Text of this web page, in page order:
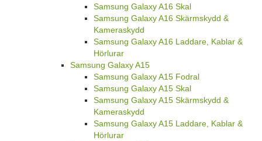
Samsung Galaxy A16 Skal
Samsung Galaxy A16 Skärmskydd &
Kameraskydd
Samsung Galaxy A16 Laddare, Kablar &
Hörlurar
Samsung Galaxy A15
Samsung Galaxy A15 Fodral
Samsung Galaxy A15 Skal
Samsung Galaxy A15 Skärmskydd &
Kameraskydd
Samsung Galaxy A15 Laddare, Kablar &
Hörlurar